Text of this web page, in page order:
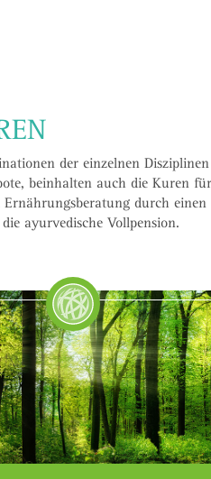
der einzelnen
beinhalten auch die Kuren
durch einen
ayurvedische Vollpension.